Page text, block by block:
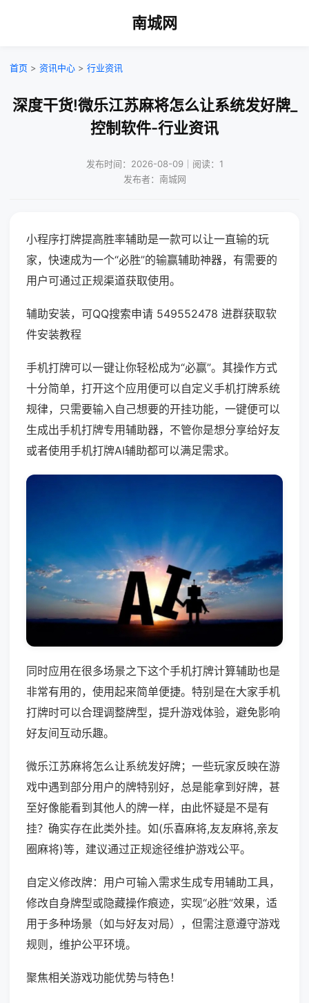
南城网
首页 > 资讯中心 > 行业资讯
深度干货!微乐江苏麻将怎么让系统发好牌_
控制软件-行业资讯
发布时间：2026-08-09｜阅读：1
发布者：南城网
小程序打牌提高胜率辅助是一款可以让一直输的玩
家，快速成为一个“必胜”的输赢辅助神器，有需要的
用户可通过正规渠道获取使用。
辅助安装，可QQ搜索申请 549552478 进群获取软
件安装教程
手机打牌可以一键让你轻松成为“必赢”。其操作方式
十分简单，打开这个应用便可以自定义手机打牌系统
规律，只需要输入自己想要的开挂功能，一键便可以
生成出手机打牌专用辅助器，不管你是想分享给好友
或者使用手机打牌AI辅助都可以满足需求。
同时应用在很多场景之下这个手机打牌计算辅助也是
非常有用的，使用起来简单便捷。特别是在大家手机
打牌时可以合理调整牌型，提升游戏体验，避免影响
好友间互动乐趣。
微乐江苏麻将怎么让系统发好牌；一些玩家反映在游
戏中遇到部分用户的牌特别好，总是能拿到好牌，甚
至好像能看到其他人的牌一样，由此怀疑是不是有
挂？确实存在此类外挂。如(乐喜麻将,友友麻将,亲友
圈麻将)等，建议通过正规途径维护游戏公平。
自定义修改牌：用户可输入需求生成专用辅助工具，
修改自身牌型或隐藏操作痕迹，实现“必胜”效果，适
用于多种场景（如与好友对局），但需注意遵守游戏
规则，维护公平环境。
聚焦相关游戏功能优势与特色！